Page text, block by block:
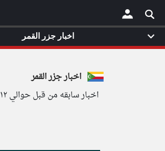
×
اخبار جزر القمر
اخبار سابقه من قبل حوالي ١٢ ساعة
اخبار جزر القمر